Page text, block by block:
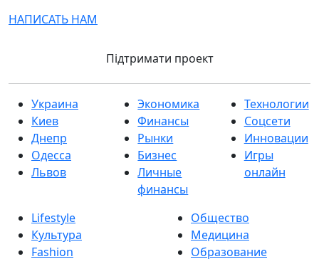
НАПИСАТЬ НАМ
Підтримати проект
Украина
Киев
Днепр
Одесса
Львов
Экономика
Финансы
Рынки
Бизнес
Личные
финансы
Технологии
Соцсети
Инновации
Игры
онлайн
Lifestyle
Культура
Fashion
Общество
Медицина
Образование